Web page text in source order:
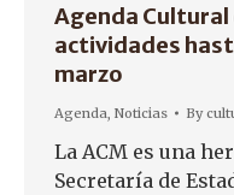
Agenda
actividades
marzo
Agenda Noticias By
La ACM es una
Secretaría de